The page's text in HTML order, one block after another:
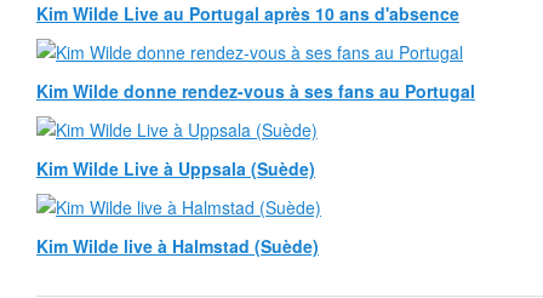
Kim Wilde Live au Portugal après 10 ans d'absence
Kim Wilde donne rendez-vous à ses fans au Portugal
Kim Wilde Live à Uppsala (Suède)
Kim Wilde live à Halmstad (Suède)